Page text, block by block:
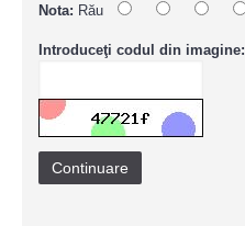
Nota: Rău
Introduceţi codul din imagine:
Continuare